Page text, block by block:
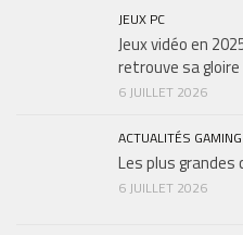
JEUX PC
Jeux vidéo en
retrouve sa gloire
6 JUILLET 2026
ACTUALITÉS GAMING
Les plus grandes
6 JUILLET 2026